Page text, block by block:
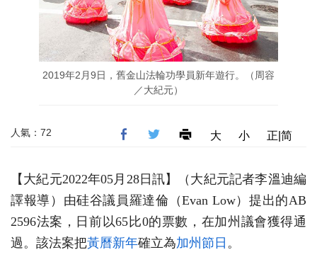
2019年2月9日，舊金山法輪功學員新年遊行。（周容
／大紀元）
人氣：72 大 小 正|简
【大紀元2022年05月28日訊】（大紀元記者李溫迪編
譯報導）由硅谷議員羅達倫（Evan Low）提出的AB
2596法案，日前以65比0的票數，在加州議會獲得通
過。該法案把黃曆新年確立為加州節日 。